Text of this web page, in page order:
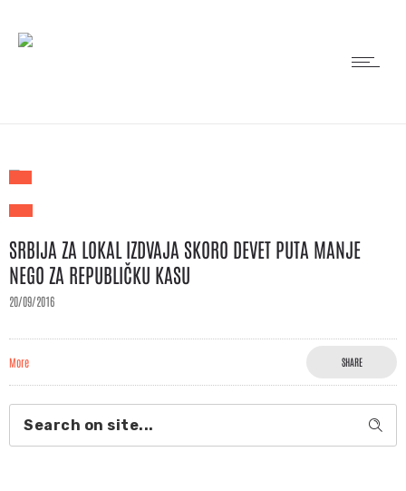
SRBIJA ZA LOKAL IZDVAJA SKORO DEVET PUTA MANJE
NEGO ZA REPUBLIČKU KASU
20/09/2016
More SHARE